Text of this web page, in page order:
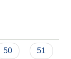
50
51